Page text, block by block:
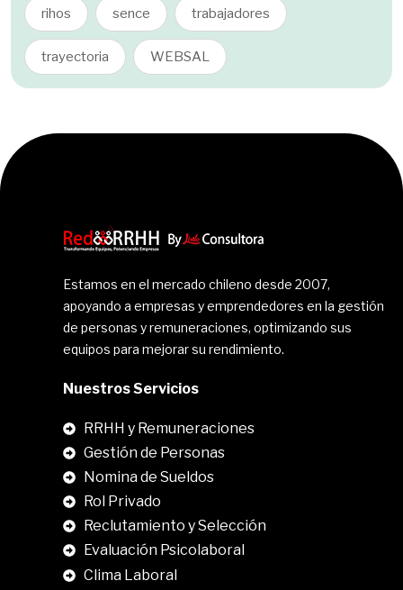
rihos sence trabajadores
trayectoria WEBSAL
Estamos en el mercado chileno desde 2007,
apoyando a empresas y emprendedores en la gestión
de personas y remuneraciones, optimizando sus
equipos para mejorar su rendimiento.
Nuestros Servicios
RRHH y Remuneraciones
Gestión de Personas
Nomina de Sueldos
Rol Privado
Reclutamiento y Selección
Evaluación Psicolaboral
Clima Laboral